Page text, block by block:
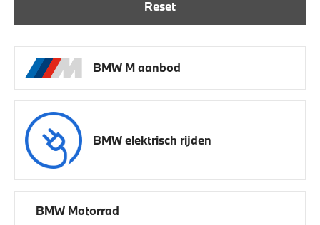
Reset
BMW M aanbod
BMW elektrisch rijden
BMW Motorrad